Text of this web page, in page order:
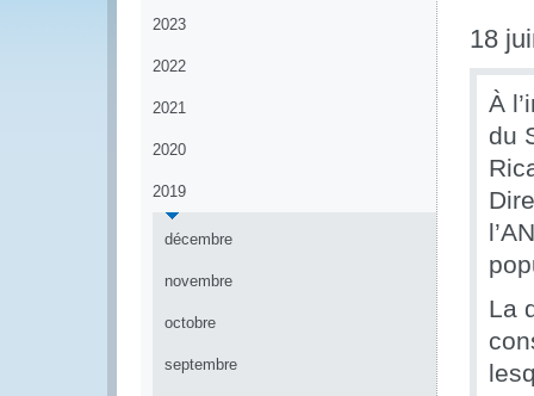
2023
2022
2021
2020
2019
décembre
novembre
octobre
septembre
18
À
du
La